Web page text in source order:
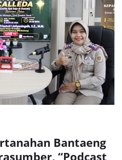
Bantaeng
“Podcast